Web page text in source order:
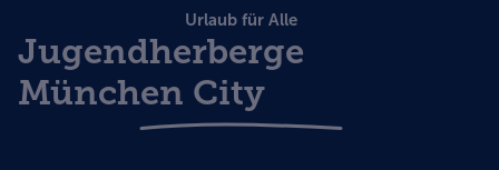
Urlaub für Alle
Jugendherberge
München City